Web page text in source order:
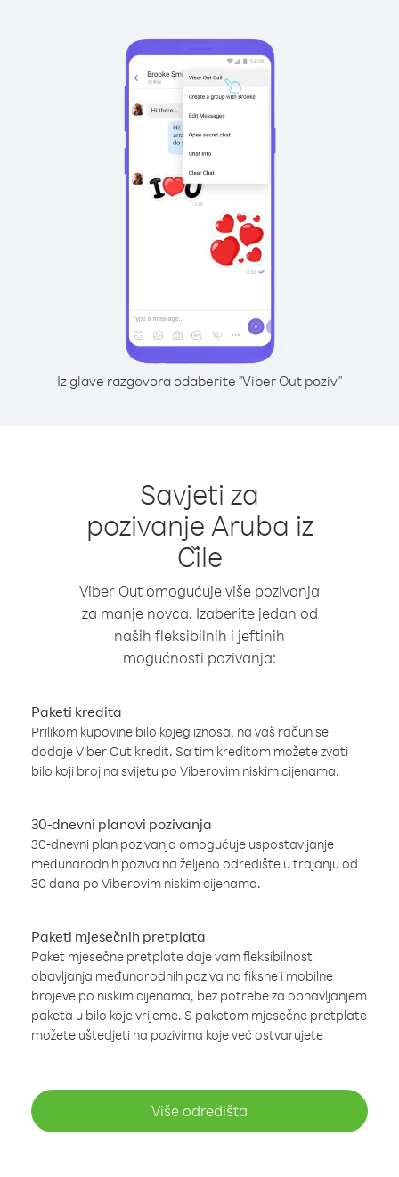
Iz glave razgovora odaberite "Viber Out poziv"
Savjeti za
pozivanje Aruba iz
Čile
Viber Out omogućuje više pozivanja
za manje novca. Izaberite jedan od
naših fleksibilnih i jeftinih
mogućnosti pozivanja:
Paketi kredita
Prilikom kupovine bilo kojeg iznosa, na vaš račun se
dodaje Viber Out kredit. Sa tim kreditom možete zvati
bilo koji broj na svijetu po Viberovim niskim cijenama.
30-dnevni planovi pozivanja
30-dnevni plan pozivanja omogućuje uspostavljanje
međunarodnih poziva na željeno odredište u trajanju od
30 dana po Viberovim niskim cijenama.
Paketi mjesečnih pretplata
Paket mjesečne pretplate daje vam fleksibilnost
obavljanja međunarodnih poziva na fiksne i mobilne
brojeve po niskim cijenama, bez potrebe za obnavljanjem
paketa u bilo koje vrijeme. S paketom mjesečne pretplate
možete uštedjeti na pozivima koje već ostvarujete
Više odredišta